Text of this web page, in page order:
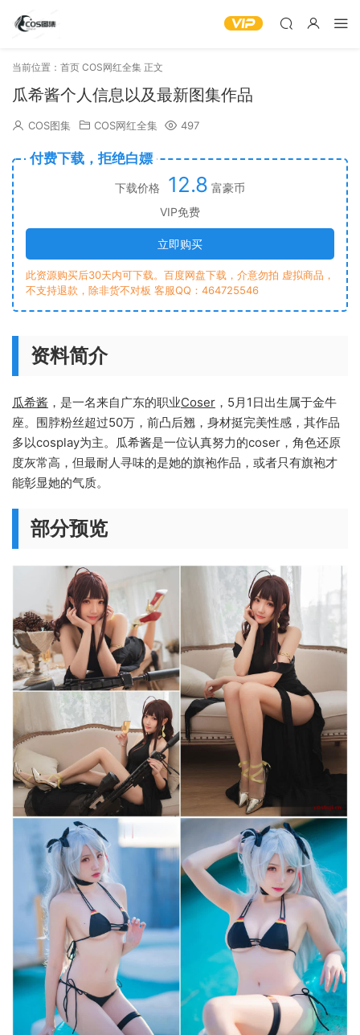
当前位置： 首页 COS网红全集 正文
瓜希酱个人信息以及最新图集作品
COS图集 COS网红全集 497
付费下载，拒绝白嫖
下载价格 12.8 富豪币
VIP免费
立即购买
此资源购买后30天内可下载。百度网盘下载，介意勿拍 虚拟商品，
不支持退款，除非货不对板 客服QQ：464725546
资料简介
瓜希酱 ，是一名来自广东的职业Coser ，5月1日出生属于金牛
座。围脖粉丝超过50万，前凸后翘，身材挺完美性感，其作品
多以cosplay为主。瓜希酱是一位认真努力的coser，角色还原
度灰常高，但最耐人寻味的是她的旗袍作品，或者只有旗袍才
能彰显她的气质。
部分预览